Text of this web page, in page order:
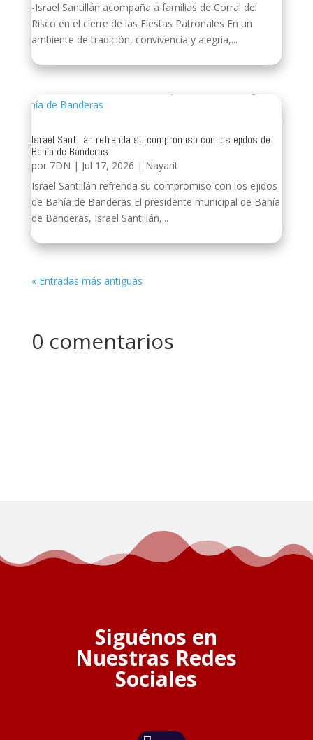
-Israel Santillán acompaña a familias de Corral del
Risco en el cierre de las Fiestas Patronales En un
ambiente de tradición, convivencia y alegría,...
Israel Santillán refrenda su compromiso con los ejidos de
Bahía de Banderas
por 7DN | Jul 17, 2026 | Nayarit
Israel Santillán refrenda su compromiso con los ejidos
de Bahía de Banderas El presidente municipal de Bahía
de Banderas, Israel Santillán,...
« Entradas más antiguas
0 comentarios
Siguénos en
Nuestras Redes
Sociales